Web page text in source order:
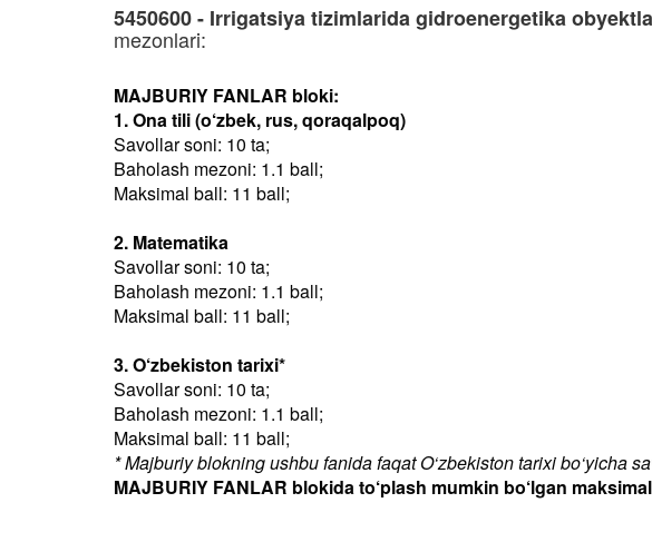
5450600 - Irrigatsiya tizimlarida gidroenergetika
mezonlari:
MAJBURIY FANLAR bloki:
1. Ona tili (o‘zbek, rus, qoraqalpoq)
Savollar soni: 10 ta;
Baholash mezoni: 1.1 ball;
Maksimal ball: 11 ball;
2. Matematika
Savollar soni: 10 ta;
Baholash mezoni: 1.1 ball;
Maksimal ball: 11 ball;
3. O‘zbekiston tarixi*
Savollar soni: 10 ta;
Baholash mezoni: 1.1 ball;
Maksimal ball: 11 ball;
* Majburiy blokning ushbu fanida faqat O‘zbekiston tarixi bo‘yicha
MAJBURIY FANLAR blokida to‘plash mumkin bo‘lgan